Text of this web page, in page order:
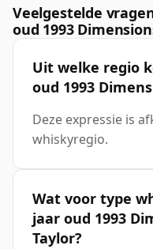
Veelgestelde
oud 1993
Uit welke regio
oud 1993
Deze expressie is
whiskyregio.
Wat voor type
jaar oud 1993
Taylor?